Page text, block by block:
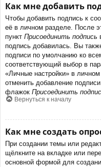
Как мне добавить
Чтобы добавить подпись к
её в личном разделе. После
пункт Присоединить подпись
подпись добавилась. Вы
подписи по умолчанию ко
соответствующий выбор в
«Личные настройки» в
отменить добавление
флажок Присоединить
Вернуться к началу
Как мне создать
При создании темы или
щёлкните на вкладке или
основной формой для